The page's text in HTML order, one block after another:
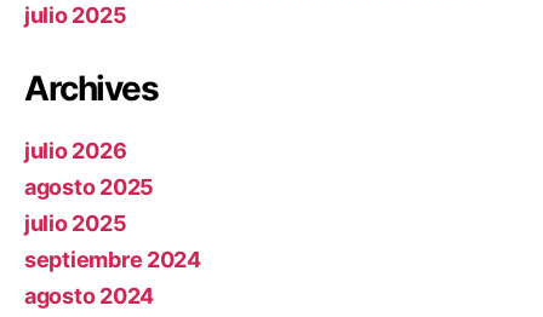
julio 2025
Archives
julio 2026
agosto 2025
julio 2025
septiembre 2024
agosto 2024